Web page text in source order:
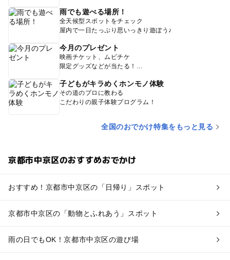
雨でも遊べる場所！
全天候型スポットをチェック
屋内で一日たっぷり思いっきり遊ぼう♪
今月のプレゼント
映画チケット、ムビチケ
限定グッズなどが当たる！
子どもがキラめくホンモノ体験
その道のプロに教わる
こだわりの親子体験プログラム！
全国のおでかけ特集をもっと見る
京都市中京区のおすすめおでかけ
おすすめ！京都市中京区の「日帰り」スポット
京都市中京区の「動物とふれあう」スポット
雨の日でもOK！京都市中京区の遊び場